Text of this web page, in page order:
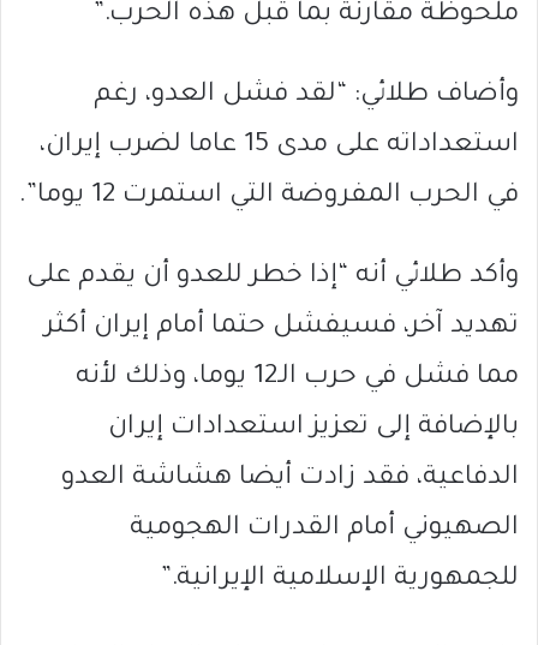
ملحوظة مقارنة بما قبل هذه الحرب.”
وأضاف طلائي: “لقد فشل العدو، رغم
استعداداته على مدى 15 عاما لضرب إيران،
في الحرب المفروضة التي استمرت 12 يوما”.
وأكد طلائي أنه “إذا خطر للعدو أن يقدم على
تهديد آخر، فسيفشل حتما أمام إيران أكثر
مما فشل في حرب الـ12 يوما، وذلك لأنه
بالإضافة إلى تعزيز استعدادات إيران
الدفاعية، فقد زادت أيضا هشاشة العدو
الصهيوني أمام القدرات الهجومية
للجمهورية الإسلامية الإيرانية.”